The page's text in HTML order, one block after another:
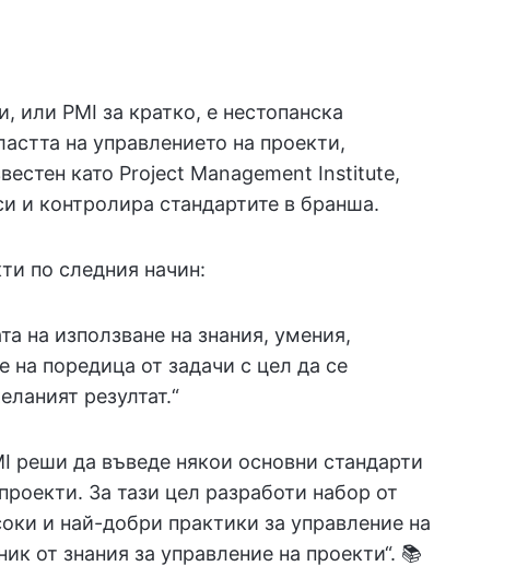
или PMI за кратко, е нестопанска
на управлението на проекти,
като Project Management Institute,
и контролира стандартите в бранша.
по следния начин:
на използване на знания, умения,
на поредица от задачи с цел да се
резултат.“
реши да въведе някои основни стандарти
За тази цел разработи набор от
и най-добри практики за управление на
от знания за управление на проекти“. 📚